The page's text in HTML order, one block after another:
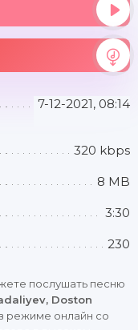
7-12-2021, 08:14
320 kbps
8 MB
3:30
230
послушать песню
Doston
режиме онлайн со